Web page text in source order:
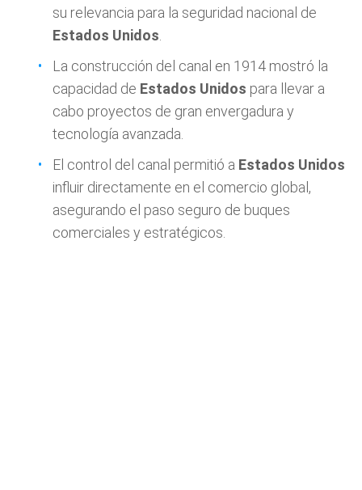
su relevancia para la seguridad nacional de
Estados Unidos.
La construcción del canal en 1914 mostró la
capacidad de Estados Unidos para llevar a
cabo proyectos de gran envergadura y
tecnología avanzada.
El control del canal permitió a Estados Unidos
influir directamente en el comercio global,
asegurando el paso seguro de buques
comerciales y estratégicos.